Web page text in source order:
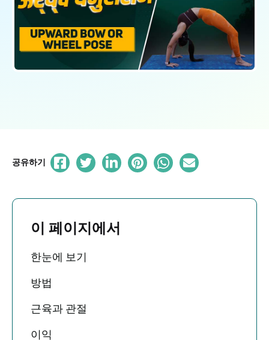
공유하기
이 페이지에서
한눈에 보기
방법
근육과 관절
이익